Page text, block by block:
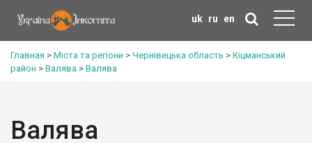
uk ru en
Главная > Міста та регіони > Чернівецька область > Кіцманський
район > Валява > Валява
Валява